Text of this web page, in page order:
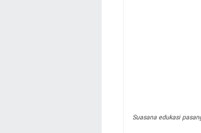
Suasana edukasi